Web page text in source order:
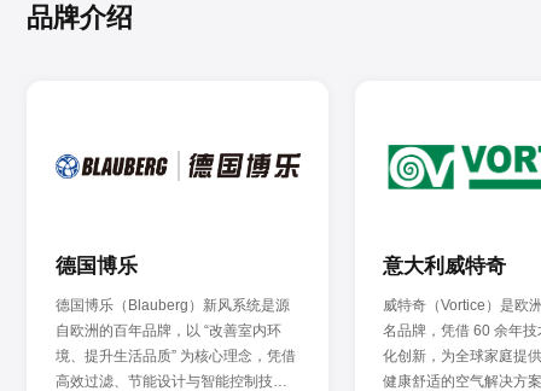
品牌介绍
德国博乐
德国博乐（Blauberg）新风系统是源
自欧洲的百年品牌，以 “改善室内环
境、提升生活品质” 为核心理念，凭借
高效过滤、节能设计与智能控制技
意大利威特奇
威特奇（Vortice）是欧
名品牌，凭借 60 余年
化创新，为全球家庭提
健康舒适的空气解决方